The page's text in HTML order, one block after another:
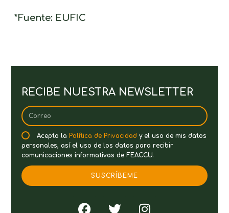
*Fuente: EUFIC
RECIBE NUESTRA NEWSLETTER
Acepto la Política de Privacidad y el uso de mis datos
personales, así el uso de los datos para recibir
comunicaciones informativas de FEACCU.
SUSCRÍBEME